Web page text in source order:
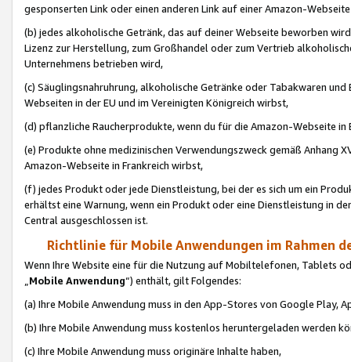
gesponserten Link oder einen anderen Link auf einer Amazon-
(b) jedes alkoholische Getränk, das auf deiner Webseite beworben
Lizenz zur Herstellung, zum Großhandel oder zum Vertrieb
Unternehmens betrieben wird,
(c) Säuglingsnahruhrung, alkoholische Getränke oder Tabakwaren
Webseiten in der EU und im Vereinigten Königreich wirbst,
(d) pflanzliche Raucherprodukte, wenn du für die Amazon-Webseite in
(e) Produkte ohne medizinischen Verwendungszweck gemäß Anhang
Amazon-Webseite in Frankreich wirbst,
(f) jedes Produkt oder jede Dienstleistung, bei der es sich um ein
erhältst eine Warnung, wenn ein Produkt oder eine Dienstleistung in
Central ausgeschlossen ist.
Richtlinie für Mobile Anwendungen im Rahmen
Wenn Ihre Website eine für die Nutzung auf Mobiltelefonen, Tablets
„Mobile Anwendung“) enthält, gilt Folgendes:
(a) Ihre Mobile Anwendung muss in den App-Stores von Google Play,
(b) Ihre Mobile Anwendung muss kostenlos heruntergeladen werden
(c) Ihre Mobile Anwendung muss originäre Inhalte haben,